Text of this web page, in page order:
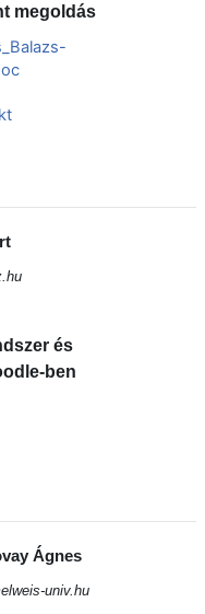
megoldás
és
ben
Ágnes
univ.hu